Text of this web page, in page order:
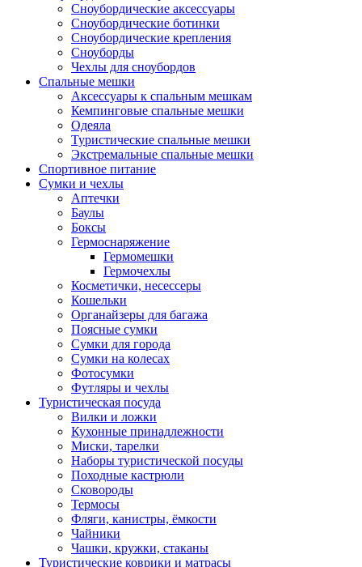
Сноубордические аксессуары
Сноубордические ботинки
Сноубордические крепления
Сноуборды
Чехлы для сноубордов
Спальные мешки
Аксессуары к спальным мешкам
Кемпинговые спальные мешки
Одеяла
Туристические спальные мешки
Экстремальные спальные мешки
Спортивное питание
Сумки и чехлы
Аптечки
Баулы
Боксы
Гермоснаряжение
Гермомешки
Гермочехлы
Косметички, несессеры
Кошельки
Органайзеры для багажа
Поясные сумки
Сумки для города
Сумки на колесах
Фотосумки
Футляры и чехлы
Туристическая посуда
Вилки и ложки
Кухонные принадлежности
Миски, тарелки
Наборы туристической посуды
Походные кастрюли
Сковороды
Термосы
Фляги, канистры, ёмкости
Чайники
Чашки, кружки, стаканы
Туристические коврики и матрасы